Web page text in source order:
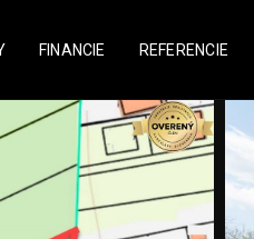
FINANCIE REFERENCIE